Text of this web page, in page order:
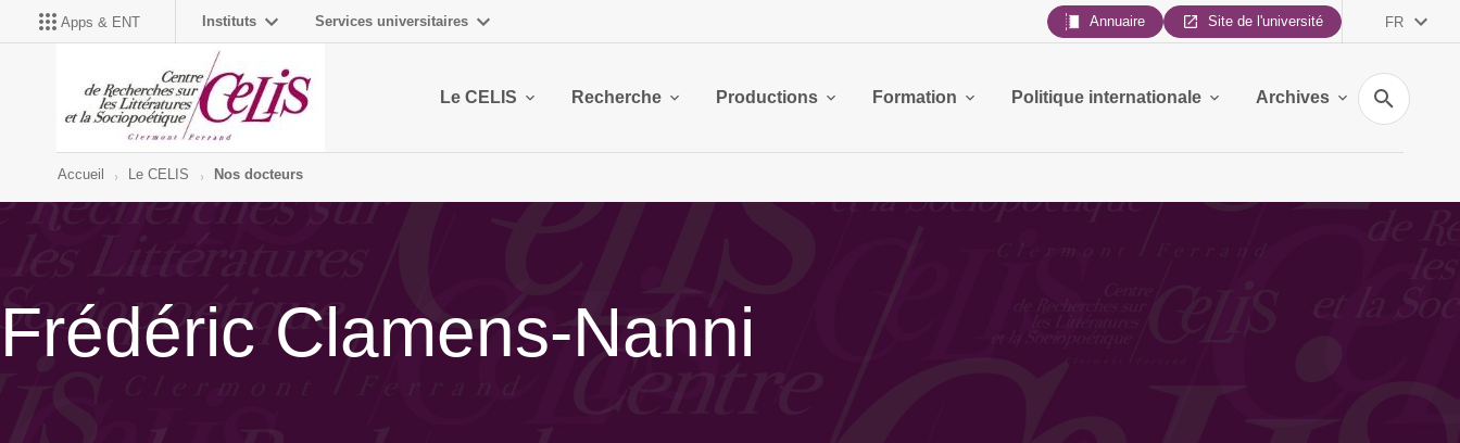
Apps & ENT Instituts Services universitaires Annuaire Site de l'université FR
Le CELIS Recherche Productions Formation Politique internationale Archives
Recherche
Accueil Le CELIS Nos docteurs
Frédéric Clamens-Nanni